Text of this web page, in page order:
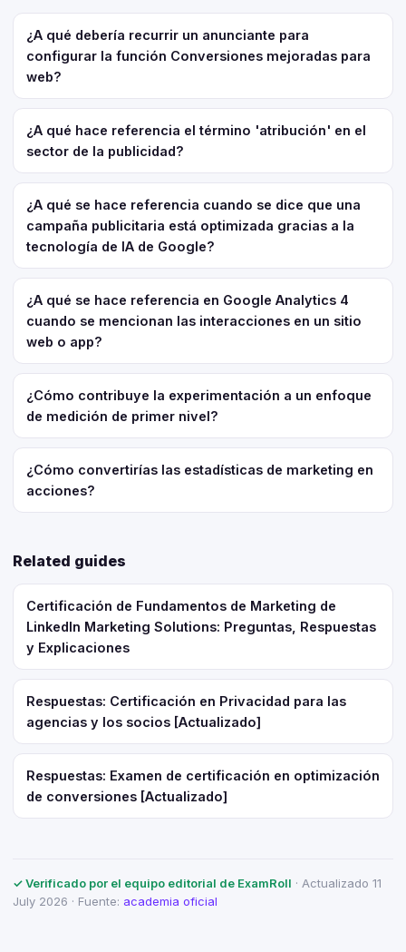
¿A qué debería recurrir un anunciante para
configurar la función Conversiones mejoradas para
web?
¿A qué hace referencia el término 'atribución' en el
sector de la publicidad?
¿A qué se hace referencia cuando se dice que una
campaña publicitaria está optimizada gracias a la
tecnología de IA de Google?
¿A qué se hace referencia en Google Analytics 4
cuando se mencionan las interacciones en un sitio
web o app?
¿Cómo contribuye la experimentación a un enfoque
de medición de primer nivel?
¿Cómo convertirías las estadísticas de marketing en
acciones?
Related guides
Certificación de Fundamentos de Marketing de
LinkedIn Marketing Solutions: Preguntas, Respuestas
y Explicaciones
Respuestas: Certificación en Privacidad para las
agencias y los socios [Actualizado]
Respuestas: Examen de certificación en optimización
de conversiones [Actualizado]
✓ Verificado por el equipo editorial de ExamRoll · Actualizado 11
July 2026 · Fuente: academia oficial